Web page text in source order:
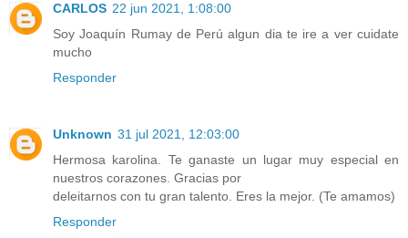
CARLOS 22 jun 2021, 1:08:00
Soy Joaquín Rumay de Perú algun dia te ire a ver cuidate
mucho
Responder
Unknown 31 jul 2021, 12:03:00
Hermosa karolina. Te ganaste un lugar muy especial en
nuestros corazones. Gracias por
deleitarnos con tu gran talento. Eres la mejor. (Te amamos)
Responder